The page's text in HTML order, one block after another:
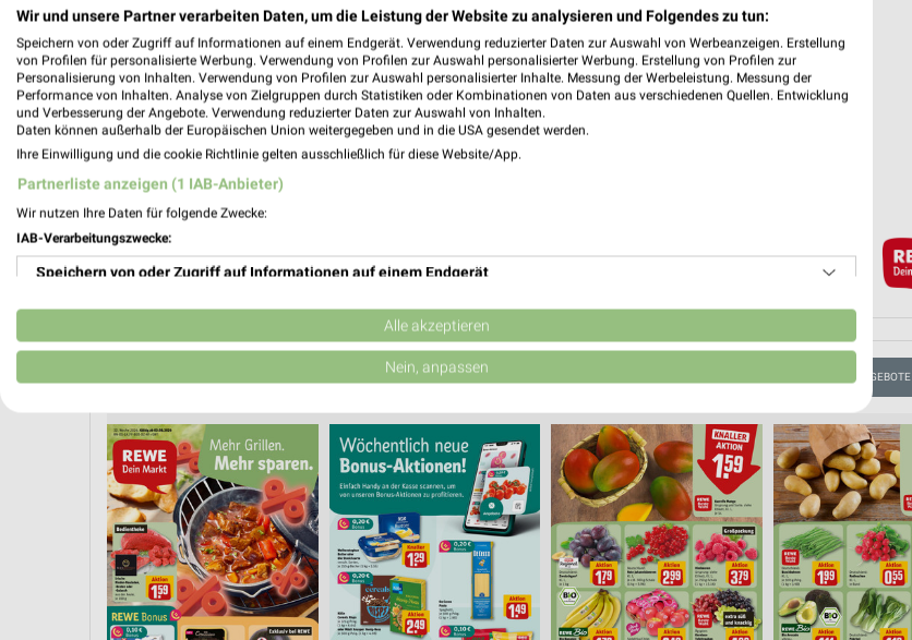
❯
PROSPEKT BLÄTTERN
FLEISCH & WURST EISCREME VEGANE ANGEBOTE
Wir und unsere Partner verarbeiten Daten, um die Leistung der Website zu analysieren und Folgendes zu tun:
Speichern von oder Zugriff auf Informationen auf einem Endgerät. Verwendung reduzierter Daten zur Auswahl von Werbeanzeigen. Erstellung
von Profilen für personalisierte Werbung. Verwendung von Profilen zur Auswahl personalisierter Werbung. Erstellung von Profilen zur
Personalisierung von Inhalten. Verwendung von Profilen zur Auswahl personalisierter Inhalte. Messung der Werbeleistung. Messung der
Performance von Inhalten. Analyse von Zielgruppen durch Statistiken oder Kombinationen von Daten aus verschiedenen Quellen. Entwicklung
und Verbesserung der Angebote. Verwendung reduzierter Daten zur Auswahl von Inhalten.
Daten können außerhalb der Europäischen Union weitergegeben und in die USA gesendet werden.
Ihre Einwilligung und die cookie Richtlinie gelten ausschließlich für diese Website/App.
Partnerliste anzeigen (1 IAB-Anbieter)
Wir nutzen Ihre Daten für folgende Zwecke:
IAB-Verarbeitungszwecke:
Speichern von oder Zugriff auf Informationen auf einem Endgerät
Verwendung reduzierter Daten zur Auswahl von Werbeanzeigen
Erstellung von Profilen für personalisierte Werbung
Erstellung von Profilen zur Personalisierung von Inhalten
Verwendung von Profilen zur Auswahl personalisierter Inhalte
Messung der Werbeleistung
Messung der Performance von Inhalten
Analyse von Zielgruppen durch Statistiken oder Kombinationen von Daten aus verschiedenen
Alle akzeptieren
Nein, anpassen